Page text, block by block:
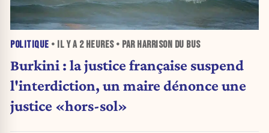
POLITIQUE • IL Y A 2 HEURES• PAR HARRISON DU BUS
Burkini : la justice française suspend
l'interdiction, un maire dénonce une
justice «hors-sol»